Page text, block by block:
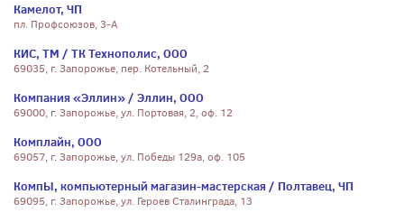
Камелот, ЧП
пл. Профсоюзов, 3-А
КИС, ТМ / ТК Технополис, ООО
69035, г. Запорожье, пер. Котельный, 2
Компания «Эллин» / Эллин, ООО
69000, г. Запорожье, ул. Портовая, 2, оф. 12
Комплайн, ООО
69057, г. Запорожье, ул. Победы 129а, оф. 105
КомпЫ, компьютерный магазин-мастерская / Полтавец, ЧП
69095, г. Запорожье, ул. Героев Сталинграда, 13